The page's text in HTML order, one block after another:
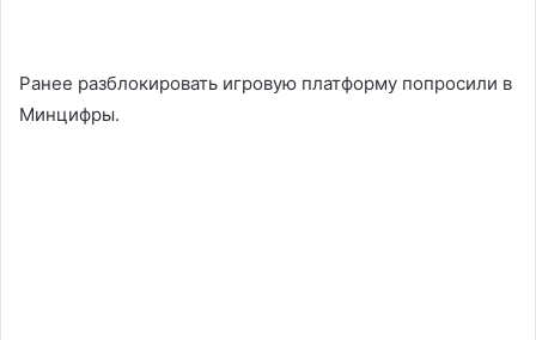
Ранее разблокировать игровую платформу попросили в
Минцифры.